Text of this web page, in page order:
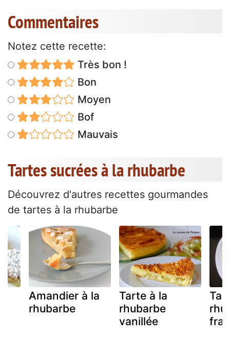
Commentaires
Notez cette recette:
Très bon !
Bon
Moyen
Bof
Mauvais
Tartes sucrées à la rhubarbe
Découvrez d'autres recettes gourmandes
de tartes à la rhubarbe
Amandier à la
rhubarbe
Tarte à la
rhubarbe
vanillée